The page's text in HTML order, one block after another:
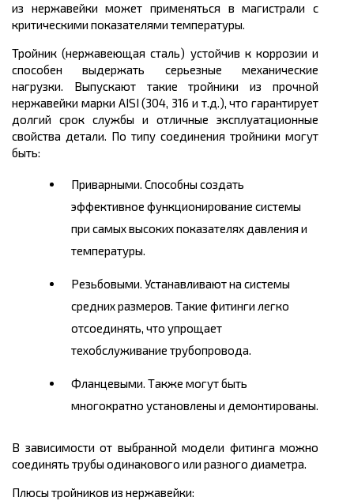
из нержавейки может применяться в магистрали с
критическими показателями температуры.
Тройник (нержавеющая сталь) устойчив к коррозии и
способен выдержать серьезные механические
нагрузки. Выпускают такие тройники из прочной
нержавейки марки AISI (304, 316 и т.д.), что гарантирует
долгий срок службы и отличные эксплуатационные
свойства детали. По типу соединения тройники могут
быть:
Приварными. Способны создать
эффективное функционирование системы
при самых высоких показателях давления и
температуры.
Резьбовыми. Устанавливают на системы
средних размеров. Такие фитинги легко
отсоединять, что упрощает
техобслуживание трубопровода.
Фланцевыми. Также могут быть
многократно установлены и демонтированы.
В зависимости от выбранной модели фитинга можно
соединять трубы одинакового или разного диаметра.
Плюсы тройников из нержавейки: